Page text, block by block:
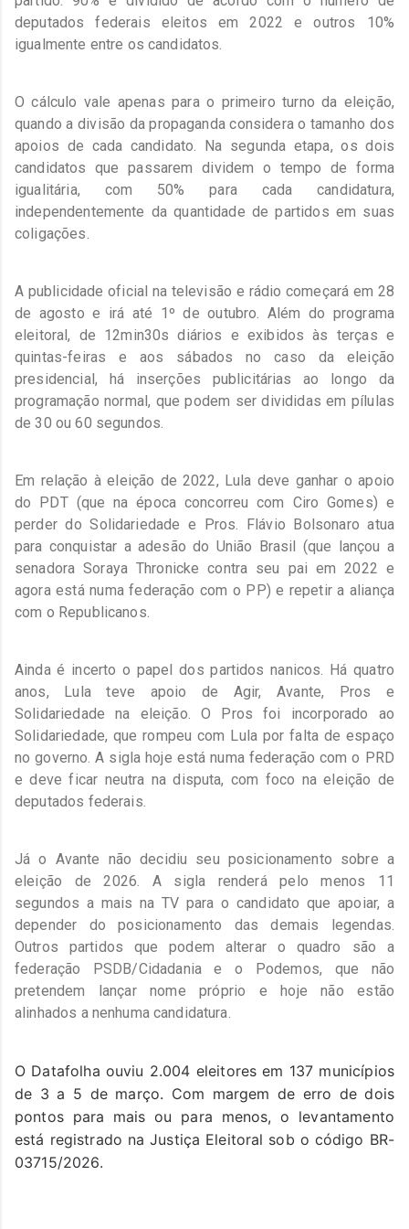
deputados federais eleitos em 2022 e outros 10%
igualmente entre os candidatos.
O cálculo vale apenas para o primeiro turno da eleição,
quando a divisão da propaganda considera o tamanho dos
apoios de cada candidato. Na segunda etapa, os dois
candidatos que passarem dividem o tempo de forma
igualitária, com 50% para cada candidatura,
independentemente da quantidade de partidos em suas
coligações.
A publicidade oficial na televisão e rádio começará em 28
de agosto e irá até 1º de outubro. Além do programa
eleitoral, de 12min30s diários e exibidos às terças e
quintas-feiras e aos sábados no caso da eleição
presidencial, há inserções publicitárias ao longo da
programação normal, que podem ser divididas em pílulas
de 30 ou 60 segundos.
Em relação à eleição de 2022, Lula deve ganhar o apoio
do PDT (que na época concorreu com Ciro Gomes) e
perder do Solidariedade e Pros. Flávio Bolsonaro atua
para conquistar a adesão do União Brasil (que lançou a
senadora Soraya Thronicke contra seu pai em 2022 e
agora está numa federação com o PP) e repetir a aliança
com o Republicanos.
Ainda é incerto o papel dos partidos nanicos. Há quatro
anos, Lula teve apoio de Agir, Avante, Pros e
Solidariedade na eleição. O Pros foi incorporado ao
Solidariedade, que rompeu com Lula por falta de espaço
no governo. A sigla hoje está numa federação com o PRD
e deve ficar neutra na disputa, com foco na eleição de
deputados federais.
Já o Avante não decidiu seu posicionamento sobre a
eleição de 2026. A sigla renderá pelo menos 11
segundos a mais na TV para o candidato que apoiar, a
depender do posicionamento das demais legendas.
Outros partidos que podem alterar o quadro são a
federação PSDB/Cidadania e o Podemos, que não
pretendem lançar nome próprio e hoje não estão
alinhados a nenhuma candidatura.
O Datafolha ouviu 2.004 eleitores em 137 municípios
de 3 a 5 de março. Com margem de erro de dois
pontos para mais ou para menos, o levantamento
está registrado na Justiça Eleitoral sob o código BR-
03715/2026.